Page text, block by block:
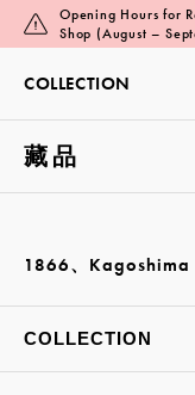
Opening Hours for
Shop (August –
COLLECTION
藏品
1866、
COLLECTION